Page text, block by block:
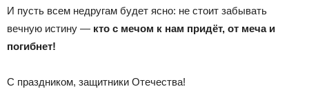
И пусть всем недругам будет ясно: не стоит забывать
вечную истину — кто с мечом к нам придёт, от меча и
погибнет!
С праздником, защитники Отечества!